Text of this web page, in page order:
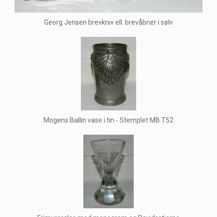
Georg Jensen brevkniv ell. brevåbner i sølv
Mogens Ballin vase i tin - Stemplet MB T52